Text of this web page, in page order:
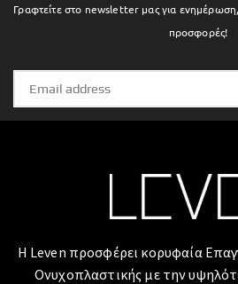
Γραφτείτε στο newsletter μας για ενημέρωση,
προσφορές!
Η Leven προσφέρει κορυφαία
Ονυχοπλαστικής με την